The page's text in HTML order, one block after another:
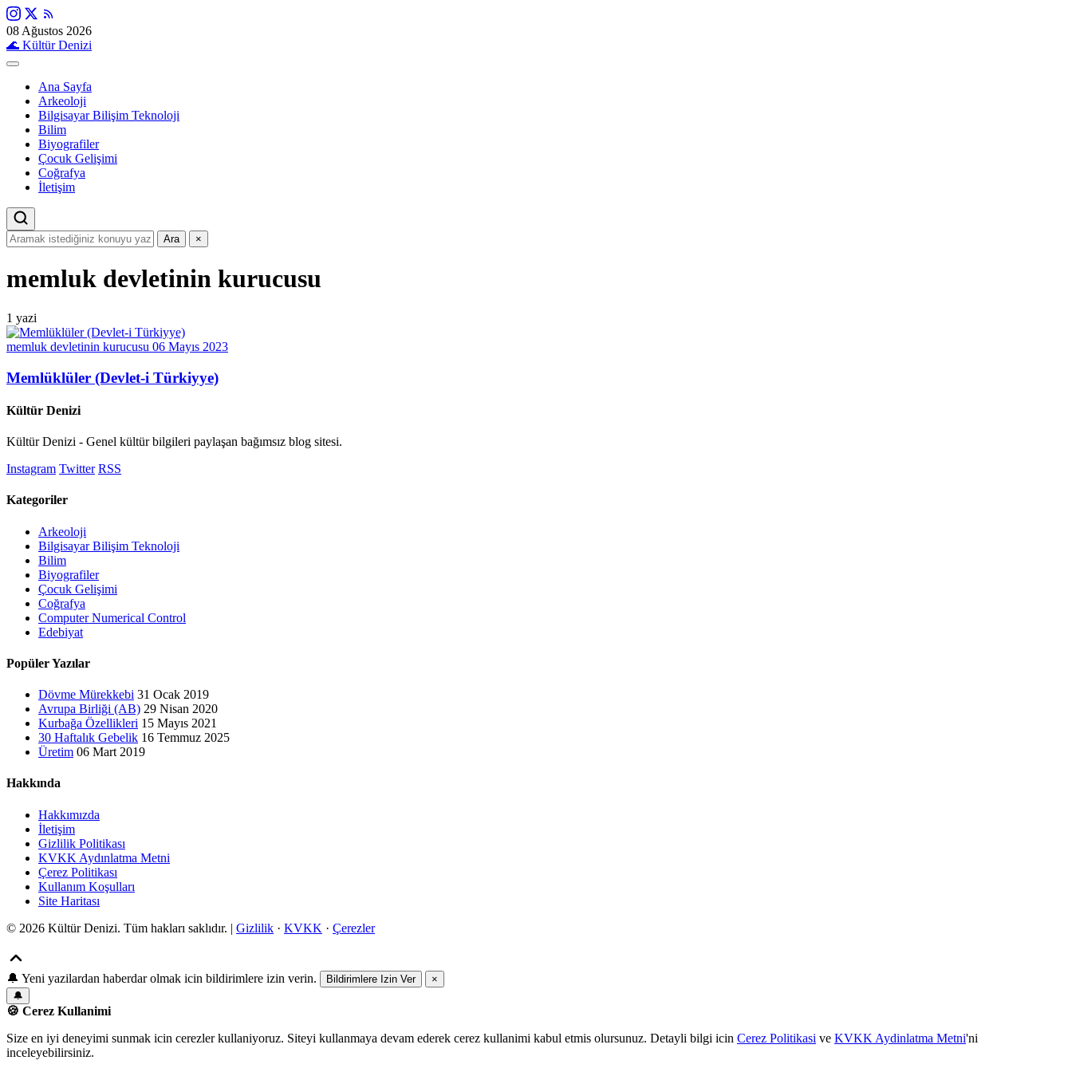
08 Ağustos 2026
🌊 Kültür Denizi
Ana Sayfa
Arkeoloji
Bilgisayar Bilişim Teknoloji
Bilim
Biyografiler
Çocuk Gelişimi
Coğrafya
İletişim
Ara ×
memluk devletinin kurucusu
1 yazi
memluk devletinin kurucusu 06 Mayıs 2023
Memlüklüler (Devlet-i Türkiyye)
Kültür Denizi
Kültür Denizi - Genel kültür bilgileri paylaşan bağımsız blog sitesi.
Instagram Twitter RSS
Kategoriler
Arkeoloji
Bilgisayar Bilişim Teknoloji
Bilim
Biyografiler
Çocuk Gelişimi
Coğrafya
Computer Numerical Control
Edebiyat
Popüler Yazılar
Dövme Mürekkebi 31 Ocak 2019
Avrupa Birliği (AB) 29 Nisan 2020
Kurbağa Özellikleri 15 Mayıs 2021
30 Haftalık Gebelik 16 Temmuz 2025
Üretim 06 Mart 2019
Hakkında
Hakkımızda
İletişim
Gizlilik Politikası
KVKK Aydınlatma Metni
Çerez Politikası
Kullanım Koşulları
Site Haritası
© 2026 Kültür Denizi. Tüm hakları saklıdır. | Gizlilik · KVKK · Çerezler
🔔 Yeni yazilardan haberdar olmak icin bildirimlere izin verin. Bildirimlere Izin Ver
×
🔔
🍪 Cerez Kullanimi
Size en iyi deneyimi sunmak icin cerezler kullaniyoruz. Siteyi kullanmaya devam ederek cerez kullanimi kabul etmis olursunuz. Detayli bilgi icin Cerez Politikasi ve KVKK Aydinlatma Metni'ni
inceleyebilirsiniz.